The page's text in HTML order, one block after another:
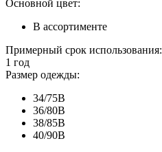
Основной цвет:
В ассортименте
Примерный срок использования:
1 год
Размер одежды:
34/75В
36/80В
38/85В
40/90В